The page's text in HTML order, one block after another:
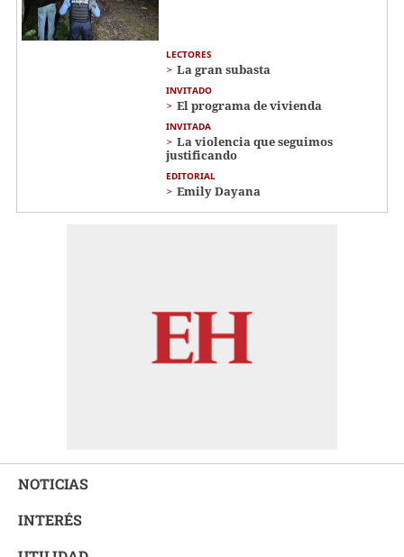
LECTORES
La gran subasta
INVITADO
El programa de vivienda
INVITADA
La violencia que seguimos
justificando
EDITORIAL
Emily Dayana
NOTICIAS
INTERÉS